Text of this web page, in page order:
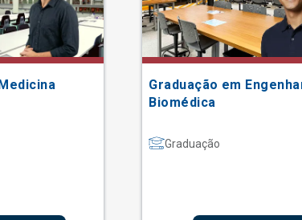
Graduação em
Biomédica
Graduação